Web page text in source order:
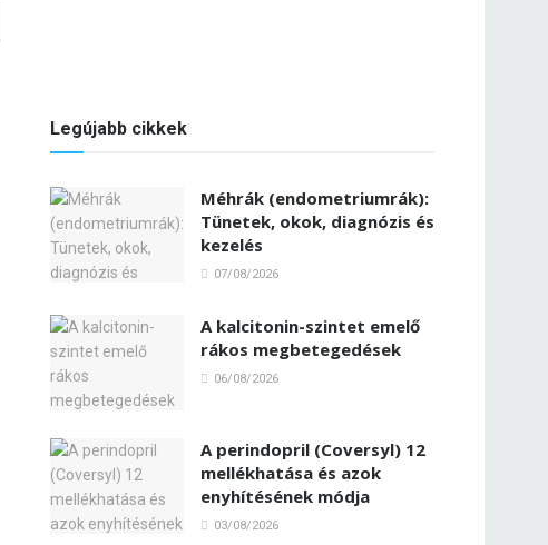
Legújabb cikkek
Méhrák (endometriumrák):
Tünetek, okok, diagnózis és
kezelés
07/08/2026
A kalcitonin-szintet emelő
rákos megbetegedések
06/08/2026
A perindopril (Coversyl) 12
mellékhatása és azok
enyhítésének módja
03/08/2026